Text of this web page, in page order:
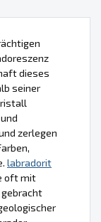
dieses
seiner
zerlegen
labradorit
oft mit
gebracht